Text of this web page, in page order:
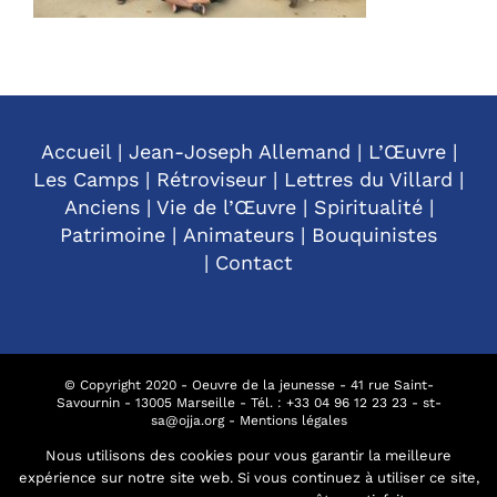
Accueil| Jean-Joseph Allemand | L’Œuvre|
Les Camps | Rétroviseur | Lettres du Villard |
Anciens| Vie de l’Œuvre| Spiritualité|
Patrimoine | Animateurs | Bouquinistes
| Contact
© Copyright 2020 - Oeuvre de la jeunesse - 41 rue Saint-
Savournin - 13005 Marseille - Tél. : +33 04 96 12 23 23- st-
sa@ojja.org- Mentions légales
Facebook
Nous utilisons des cookies pour vous garantir la meilleure
expérience sur notre site web. Si vous continuez à utiliser ce site,